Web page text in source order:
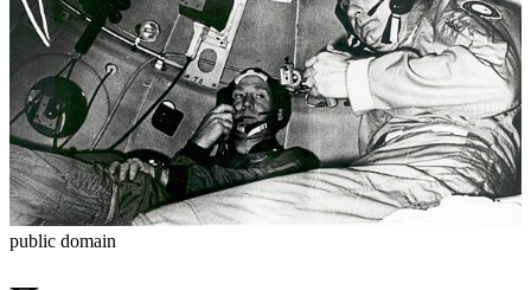
public domain